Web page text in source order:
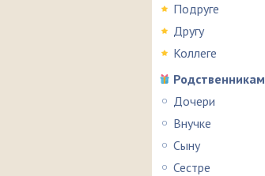
Подруге
Другу
Коллеге
Родственникам
Дочери
Внучке
Сыну
Сестре